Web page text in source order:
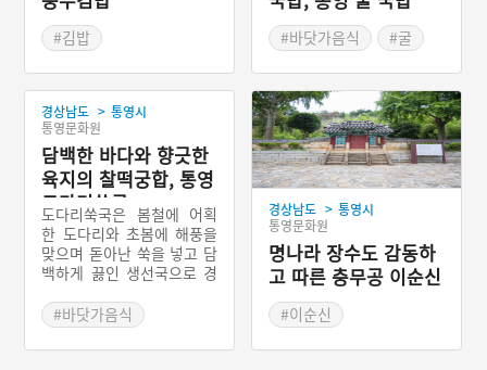
#김밥
#경상남도 별미
#바닷가음식
#굴
#경상남도 별미
경상남도 > 통영시
통영문화원
담백한 바다와 향긋한
육지의 찰떡궁합, 통영
도다리쑥국
도다리쑥국은 봄철에 어획
한 도다리와 초봄에 해풍을
맞으며 돋아난 쑥을 넣고 담
백하게 끓인 생선국으로 경
표하는 향토 음식이다. 일
년에 한 달에서 한 달 반 남
짓, 쑥이 나기 시작하는 초
#바닷가음식
경상남도 > 통영시
통영문화원
명나라 장수도 감동하
고 따른 충무공 이순신
의 통영 충렬사
#이순신